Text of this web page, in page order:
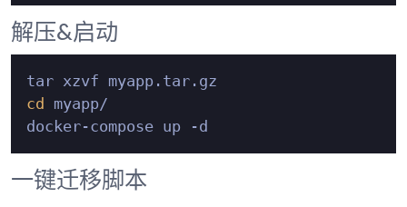
解压&启动
cd myapp/
一键迁移脚本